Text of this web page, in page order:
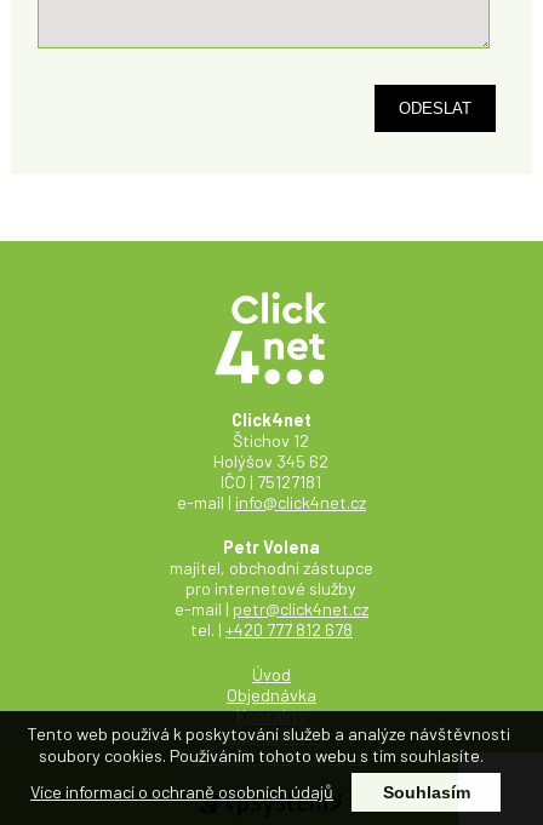
ODESLAT
Click4net
Štichov 12
Holýšov 345 62
IČO | 75127181
e-mail | info@click4net.cz
Petr Volena
majitel, obchodní zástupce
pro internetové služby
e-mail | petr@click4net.cz
tel. | +420 777 812 678
Úvod
Objednávka
Kontakty
Mapa stránek
Prohlášení o přístupnosti
Tento web používá k poskytování služeb a analýze návštěvnosti
soubory cookies. Používáním tohoto webu s tím souhlasíte.
Více informací o ochraně osobních údajů
Souhlasím